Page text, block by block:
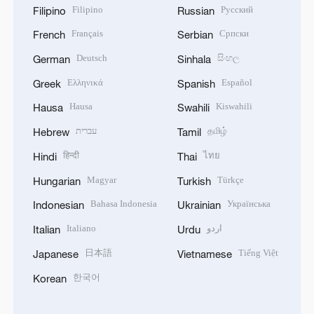
Filipino Filipino
French Français
German Deutsch
Greek Ελληνικά
Hausa Hausa
Hebrew עברית
Hindi हिन्दी
Hungarian Magyar
Indonesian Bahasa Indonesia
Italian Italiano
Japanese 日本語
Korean 한국어
Russian Русский
Serbian Српски
Sinhala සිංහල
Spanish Español
Swahili Kiswahili
Tamil தமிழ்
Thai ไทย
Turkish Türkçe
Ukrainian Українська
Urdu اردو
Vietnamese Tiếng Việt